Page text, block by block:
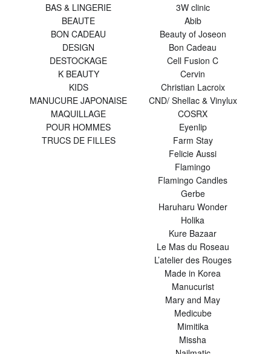
BAS & LINGERIE
BEAUTE
BON CADEAU
DESIGN
DESTOCKAGE
K BEAUTY
KIDS
MANUCURE JAPONAISE
MAQUILLAGE
POUR HOMMES
TRUCS DE FILLES
3W clinic
Abib
Beauty of Joseon
Bon Cadeau
Cell Fusion C
Cervin
Christian Lacroix
CND/ Shellac & Vinylux
COSRX
Eyenlip
Farm Stay
Felicie Aussi
Flamingo
Flamingo Candles
Gerbe
Haruharu Wonder
Holika
Kure Bazaar
Le Mas du Roseau
L’atelier des Rouges
Made in Korea
Manucurist
Mary and May
Medicube
Mimitika
Missha